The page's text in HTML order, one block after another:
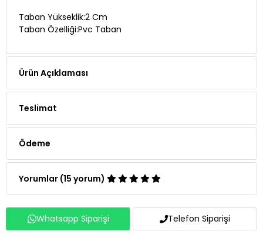
Taban Yükseklik:2 Cm
Taban Özelliği:Pvc Taban
Ürün Açıklaması
Teslimat
Ödeme
Yorumlar (15 yorum)
Whatsapp Siparişi Telefon Siparişi